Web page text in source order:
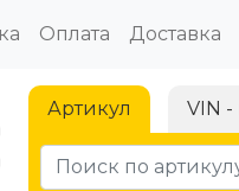
Оплата Доставка
Артикул VIN